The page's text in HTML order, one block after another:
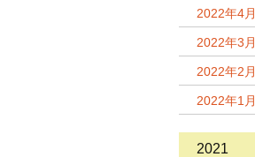
2022年4月
2022年3月
2022年2月
2022年1月
2021